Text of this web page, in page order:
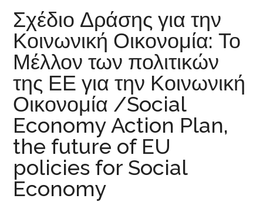
Σχέδιο Δράσης για την
Κοινωνική Οικονομία: Το
Μέλλον των πολιτικών
της ΕΕ για την Κοινωνική
Οικονομία /Social
Economy Action Plan,
the future of EU
policies for Social
Economy